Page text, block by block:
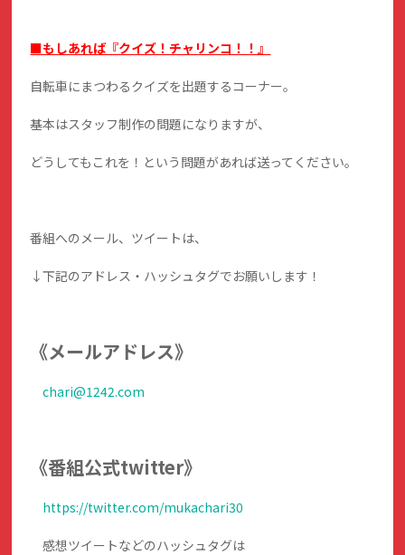
■もしあれば『クイズ！チャリンコ！！』
自転車にまつわるクイズを出題するコーナー。
基本はスタッフ制作の問題になりますが、
どうしてもこれを！という問題があれば送ってください。
番組へのメール、ツイートは、
↓下記のアドレス・ハッシュタグでお願いします！
《メールアドレス》
chari@1242.com
《番組公式twitter》
https://twitter.com/mukachari30
感想ツイートなどのハッシュタグは